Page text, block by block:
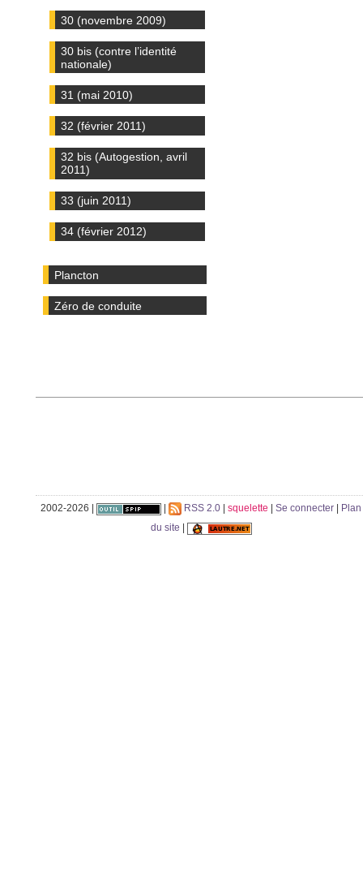
30 (novembre 2009)
30 bis (contre l’identité
nationale)
31 (mai 2010)
32 (février 2011)
32 bis (Autogestion, avril
2011)
33 (juin 2011)
34 (février 2012)
Plancton
Zéro de conduite
2002-2026 | RSS 2.0 squelette Se connecter
Plan
du site